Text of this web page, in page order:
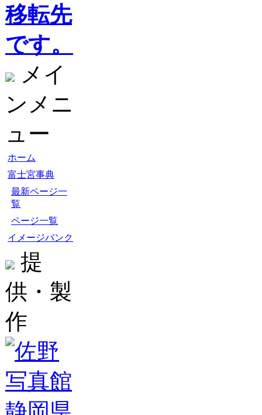
移転先
です。
メイ
ンメニ
ュー
ホーム
富士宮事典
最新ページ一
覧
ページ一覧
イメージバンク
提
供・製
作